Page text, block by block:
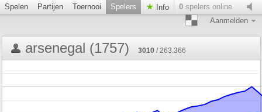
Spelen Partijen Toernooi Spelers Info 0 spelers online
Aanmelden
arsenegal (1757) 3010 / 263.366